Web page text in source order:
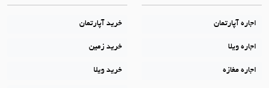
اجاره آپارتمان
اجاره ویلا
اجاره مغازه
خرید آپارتمان
خرید زمین
خرید ویلا